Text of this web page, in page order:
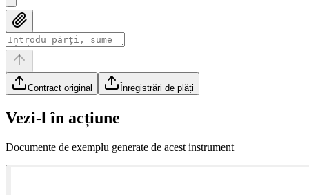
Contract original Înregistrări de plăți
Vezi-l în acțiune
Documente de exemplu generate de acest instrument